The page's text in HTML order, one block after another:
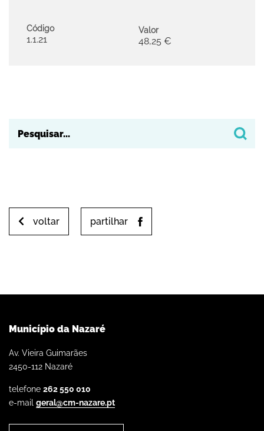
Código
1.1.21
Valor
48,25 €
voltar partilhar
Município da Nazaré
Av. Vieira Guimarães
2450-112 Nazaré
telefone 262 550 010
e-mail geral@cm-nazare.pt